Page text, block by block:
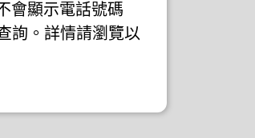
會顯示電話號碼
詢。詳情請瀏覽以